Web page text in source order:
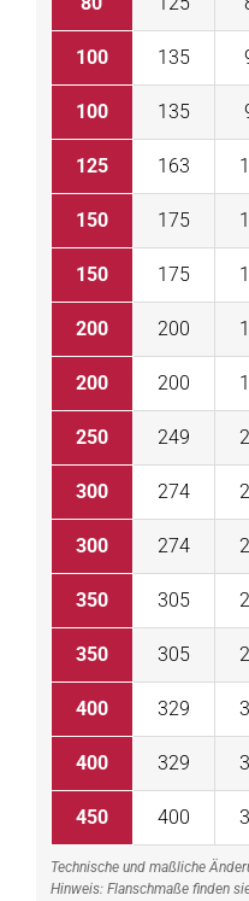
100 135
100 135
125 163
150 175
150 175
200 200
200 200
250 249
300 274
300 274
350 305
350 305
400 329
400 329
450 400
Technische und maßliche
Hinweis: Flanschmaße finden